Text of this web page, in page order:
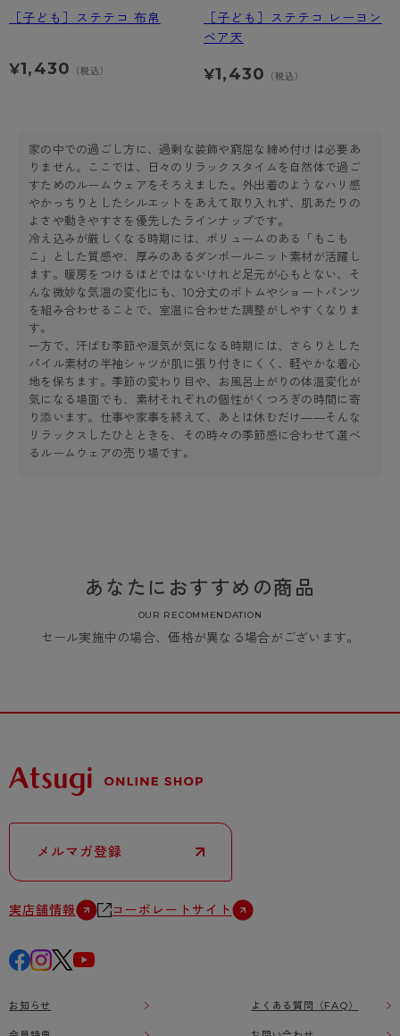
［子ども］ステテコ 布帛
¥1,430 （税込）
［子ども］ステテコ レーヨン
ベア天
¥1,430 （税込）
家の中での過ごし方に、過剰な装飾や窮屈な締め付けは必要あ
りません。ここでは、日々のリラックスタイムを自然体で過ご
すためのルームウェアをそろえました。外出着のようなハリ感
やかっちりとしたシルエットをあえて取り入れず、肌あたりの
よさや動きやすさを優先したラインナップです。
冷え込みが厳しくなる時期には、ボリュームのある「もこも
こ」とした質感や、厚みのあるダンボールニット素材が活躍し
ます。暖房をつけるほどではないけれど足元が心もとない、そ
んな微妙な気温の変化にも、10分丈のボトムやショートパンツ
を組み合わせることで、室温に合わせた調整がしやすくなりま
す。
一方で、汗ばむ季節や湿気が気になる時期には、さらりとした
パイル素材の半袖シャツが肌に張り付きにくく、軽やかな着心
地を保ちます。季節の変わり目や、お風呂上がりの体温変化が
気になる場面でも、素材それぞれの個性がくつろぎの時間に寄
り添います。仕事や家事を終えて、あとは休むだけ——そんな
リラックスしたひとときを、その時々の季節感に合わせて選べ
るルームウェアの売り場です。
あなたにおすすめの商品
OUR RECOMMENDATION
セール実施中の場合、価格が異なる場合がございます。
メルマガ登録
実店舗情報 コーポレートサイト
お知らせ よくある質問（FAQ）